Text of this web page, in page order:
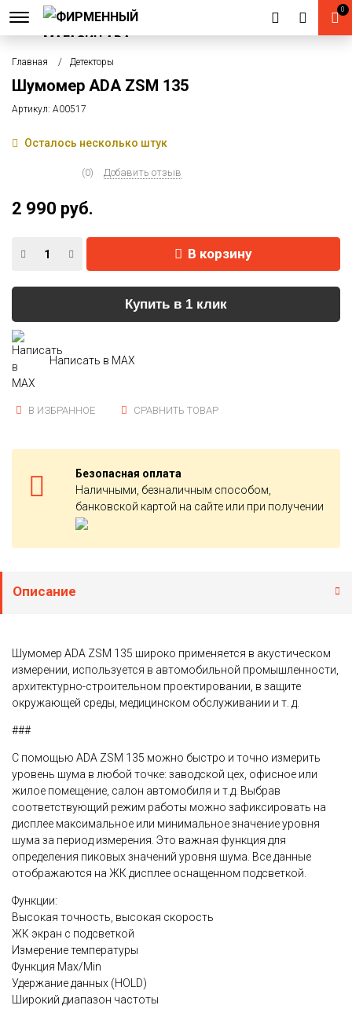
0
Главная Детекторы
Шумомер ADA ZSM 135
Артикул: А00517
Осталось несколько штук
(0) Добавить отзыв
2 990 руб.
В корзину
Купить в 1 клик
Написать в MAX
В ИЗБРАННОЕ СРАВНИТЬ ТОВАР
Безопасная оплата
Наличными, безналичным способом,
банковской картой на сайте или при получении
Описание
Шумомер ADA ZSM 135 широко применяется в акустическом
измерении, используется в автомобильной промышленности,
архитектурно-строительном проектировании, в защите
окружающей среды, медицинском обслуживании и т. д.
###
С помощью ADA ZSM 135 можно быстро и точно измерить
уровень шума в любой точке: заводской цех, офисное или
жилое помещение, салон автомобиля и т.д. Выбрав
соответствующий режим работы можно зафиксировать на
дисплее максимальное или минимальное значение уровня
шума за период измерения. Это важная функция для
определения пиковых значений уровня шума. Все данные
отображаются на ЖК дисплее оснащенном подсветкой.
Функции:
Высокая точность, высокая скорость
ЖК экран с подсветкой
Измерение температуры
Функция Max/Min
Удержание данных (HOLD)
Широкий диапазон частоты